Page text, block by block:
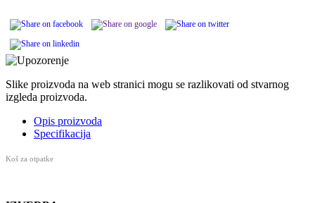
Slike proizvoda na web stranici mogu se razlikovati od stvarnog
izgleda proizvoda.
Opis proizvoda
Specifikacija
Koš za otpatke